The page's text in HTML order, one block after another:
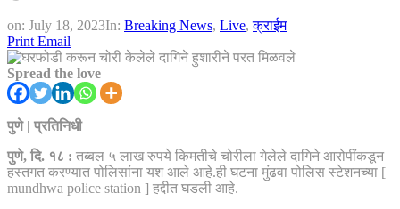
on: July 18, 2023In: Breaking News, Live,क्राईम
Print Email
Spread the love
पुणे | प्रतिनिधी
पुणे, दि. १८ : तब्बल ५ लाख रुपये किमतीचे चोरीला गेलेले दागिने आरोपींकडून
हस्तगत करण्यात पोलिसांना यश आले आहे.ही घटना मुंढवा पोलिस स्टेशनच्या [
mundhwa police station ] हद्दीत घडली आहे.